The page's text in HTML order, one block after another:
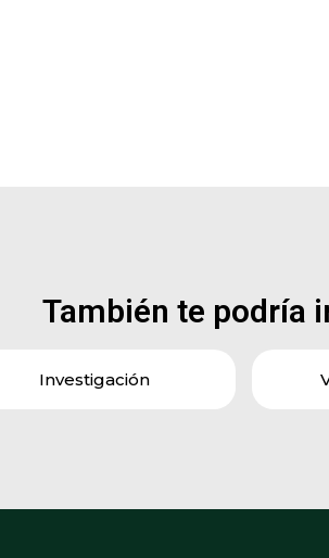
También te podría
Investigación